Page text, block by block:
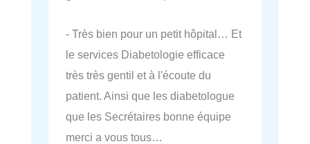
- Très bien pour un petit hôpital… Et
le services Diabetologie efficace
très très gentil et à l'écoute du
patient. Ainsi que les diabetologue
que les Secrétaires bonne équipe
merci a vous tous…